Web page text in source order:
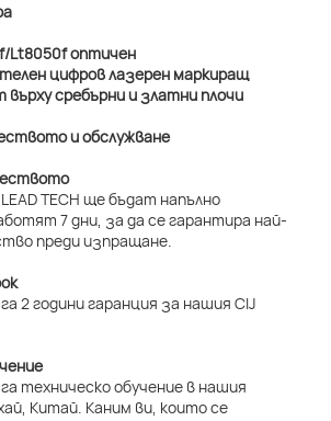
и обслужване
TECH ще бъдат напълно
7 дни, за да се гарантира най-
преди изпращане.
2 години гаранция за нашия CIJ
техническо обучение в нашия
Китай. Каним ви, които се